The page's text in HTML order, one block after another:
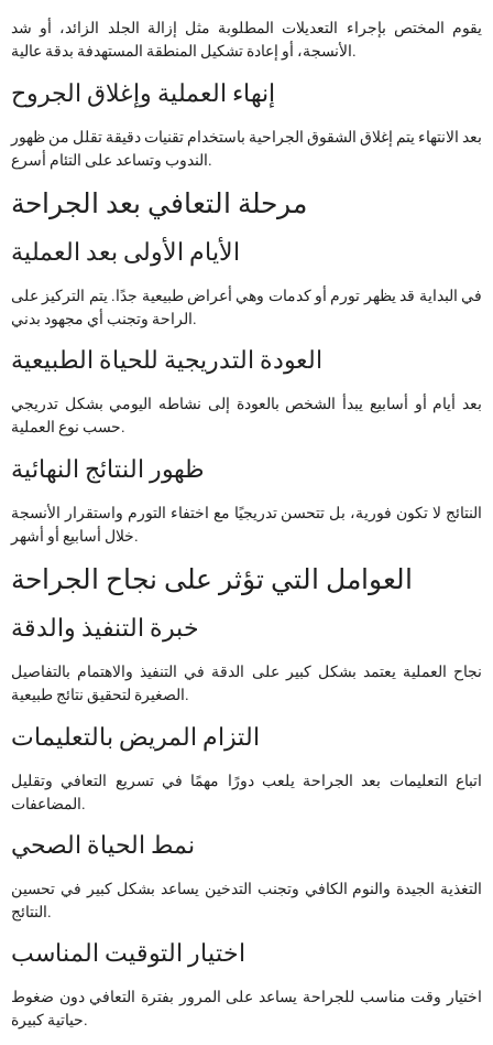
يقوم المختص بإجراء التعديلات المطلوبة مثل إزالة الجلد الزائد، أو شد
الأنسجة، أو إعادة تشكيل المنطقة المستهدفة بدقة عالية.
إنهاء العملية وإغلاق الجروح
بعد الانتهاء يتم إغلاق الشقوق الجراحية باستخدام تقنيات دقيقة تقلل من ظهور
الندوب وتساعد على التئام أسرع.
مرحلة التعافي بعد الجراحة
الأيام الأولى بعد العملية
في البداية قد يظهر تورم أو كدمات وهي أعراض طبيعية جدًا. يتم التركيز على
الراحة وتجنب أي مجهود بدني.
العودة التدريجية للحياة الطبيعية
بعد أيام أو أسابيع يبدأ الشخص بالعودة إلى نشاطه اليومي بشكل تدريجي
حسب نوع العملية.
ظهور النتائج النهائية
النتائج لا تكون فورية، بل تتحسن تدريجيًا مع اختفاء التورم واستقرار الأنسجة
خلال أسابيع أو أشهر.
العوامل التي تؤثر على نجاح الجراحة
خبرة التنفيذ والدقة
نجاح العملية يعتمد بشكل كبير على الدقة في التنفيذ والاهتمام بالتفاصيل
الصغيرة لتحقيق نتائج طبيعية.
التزام المريض بالتعليمات
اتباع التعليمات بعد الجراحة يلعب دورًا مهمًا في تسريع التعافي وتقليل
المضاعفات.
نمط الحياة الصحي
التغذية الجيدة والنوم الكافي وتجنب التدخين يساعد بشكل كبير في تحسين
النتائج.
اختيار التوقيت المناسب
اختيار وقت مناسب للجراحة يساعد على المرور بفترة التعافي دون ضغوط
حياتية كبيرة.